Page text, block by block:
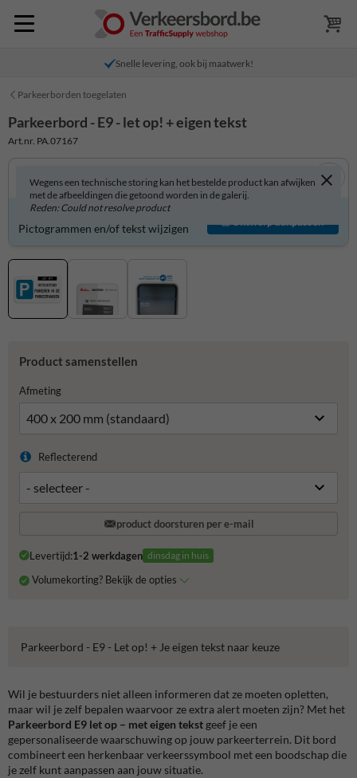
Snelle levering, ook bij maatwerk!
Parkeerborden toegelaten
Parkeerbord - E9 - let op! + eigen tekst
Art.nr. PA.07167
Wegens een technische storing kan het bestelde product kan afwijken
met de afbeeldingen die getoond worden in de galerij.
Reden: Could not resolve product
Parkeerbord zelf aanpassen?
Pictogrammen en/of tekst wijzigen
Ontwerp aanpassen
Product samenstellen
Afmeting
Reflecterend
product doorsturen per e-mail
Levertijd:1-2 werkdagen dinsdag in huis
Volumekorting? Bekijk de opties
Parkeerbord - E9 - Let op! + Je eigen tekst naar keuze
Wil je bestuurders niet alleen informeren dat ze moeten opletten,
maar wil je zelf bepalen waarvoor ze extra alert moeten zijn? Met het
Parkeerbord E9 let op – met eigen tekst geef je een
gepersonaliseerde waarschuwing op jouw parkeerterrein. Dit bord
combineert een herkenbaar verkeerssymbool met een boodschap die
je zelf kunt aanpassen aan jouw situatie.